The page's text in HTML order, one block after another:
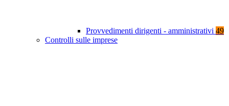
Provvedimenti dirigenti - amministrativi 49
Controlli sulle imprese